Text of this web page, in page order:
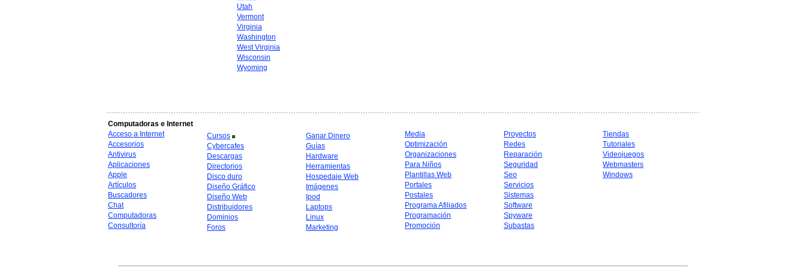
Utah
Vermont
Virginia
Washington
West Virginia
Wisconsin
Wyoming
Computadoras e Internet
Acceso a Internet
Accesorios
Antivirus
Aplicaciones
Apple
Artículos
Buscadores
Chat
Computadoras
Consultoría
Cursos
Cybercafes
Descargas
Directorios
Disco duro
Diseño Gráfico
Diseño Web
Distribuidores
Dominios
Foros
Ganar Dinero
Guías
Hardware
Herramientas
Hospedaje Web
Imágenes
Ipod
Laptops
Linux
Marketing
Media
Optimización
Organizaciones
Para Niños
Plantillas Web
Portales
Postales
Programa Afiliados
Programación
Promoción
Proyectos
Redes
Reparación
Seguridad
Seo
Servicios
Sistemas
Software
Spyware
Subastas
Tiendas
Tutoriales
Videojuegos
Webmasters
Windows